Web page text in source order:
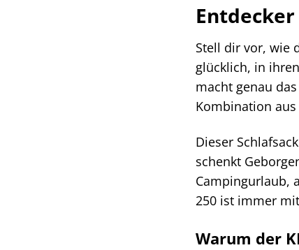
Entdecker
Stell dir vor, wie
glücklich, in
macht genau
Kombination
Dieser
schenkt
Campingurlaub,
250 ist immer
Warum der